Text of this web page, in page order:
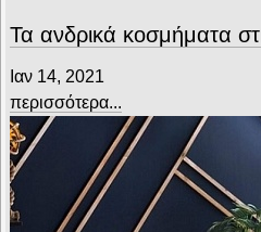
Τα ανδρικά κοσμήματα
Ιαν 14, 2021
περισσότερα...